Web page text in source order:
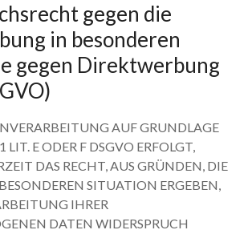
gegen die
in besonderen
gegen Direktwerbung
AUF GRUNDLAGE
LIT. E ODER F DSGVO ERFOLGT,
DAS RECHT, AUS GRÜNDEN, DIE
SITUATION ERGEBEN,
IHRER
DATEN WIDERSPRUCH